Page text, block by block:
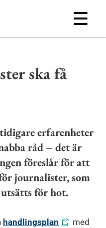
ska få
erfarenheter
råd – det är
föreslår för att
journalister, som
för hot.
handlingsplan
med